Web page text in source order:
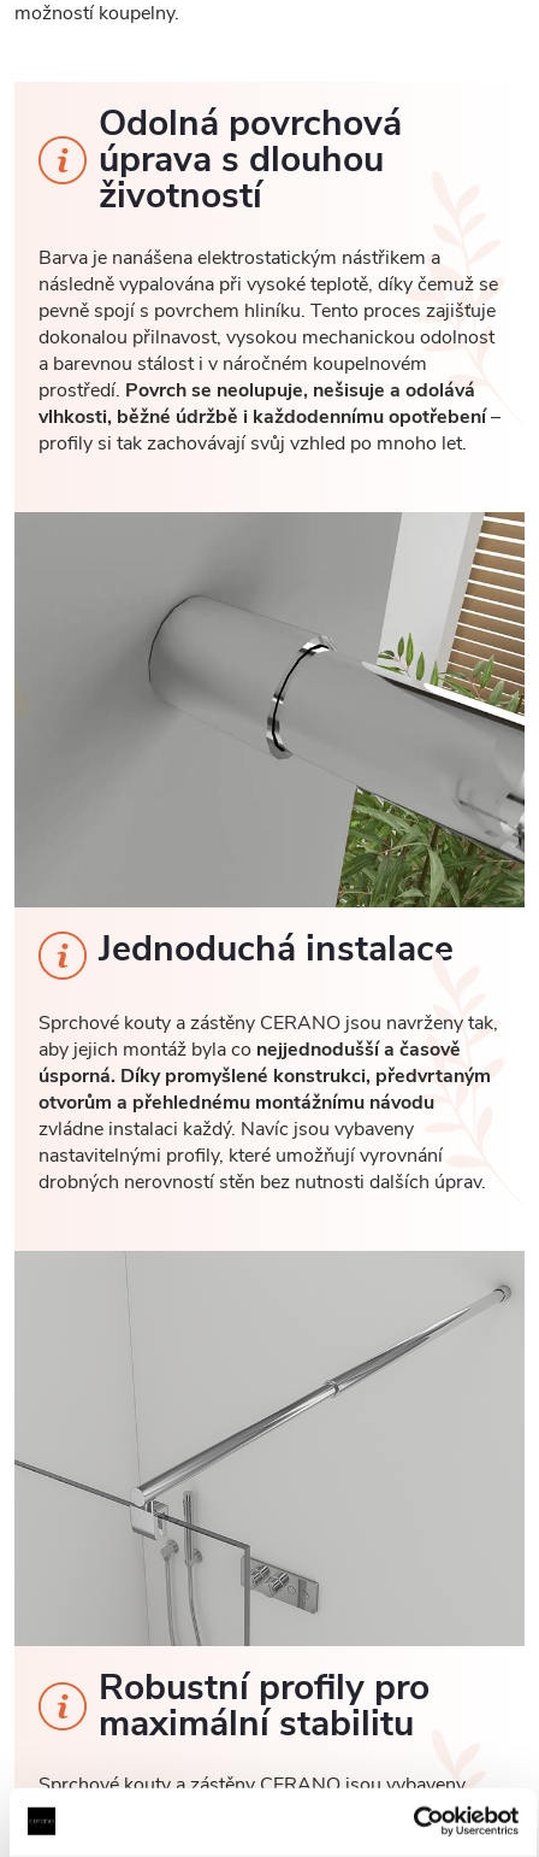
možností koupelny.
Odolná povrchová
úprava s dlouhou
životností
Barva je nanášena elektrostatickým nástřikem a
následně vypalována při vysoké teplotě, díky čemuž se
pevně spojí s povrchem hliníku. Tento proces zajišťuje
dokonalou přilnavost, vysokou mechanickou odolnost
a barevnou stálost i v náročném koupelnovém
prostředí. Povrch se neolupuje, nešisuje a odolává
vlhkosti, běžné údržbě i každodennímu opotřebení–
profily si tak zachovávají svůj vzhled po mnoho let.
Jednoduchá instalace
Sprchové kouty a zástěny CERANO jsou navrženy tak,
aby jejich montáž byla co nejjednodušší a časově
úsporná. Díky promyšlené konstrukci, předvrtaným
otvorům a přehlednému montážnímu návodu
zvládne instalaci každý. Navíc jsou vybaveny
nastavitelnými profily, které umožňují vyrovnání
drobných nerovností stěn bez nutnosti dalších úprav.
Robustní profily pro
maximální stabilitu
Sprchové kouty a zástěny CERANO jsou vybaveny
odolnými hliníkovými profily o výšce 200 cm a
tloušťce 1,5 cm
pevné uchycení skla a